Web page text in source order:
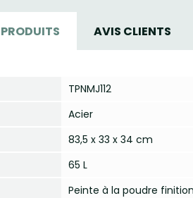
AVIS CLIENTS
TPNMJ112
Acier
83,5 x 33 x 34 cm
65 L
Peinte à la poudre